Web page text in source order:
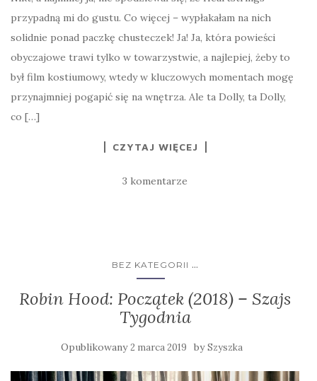
przypadną mi do gustu. Co więcej – wypłakałam na nich
solidnie ponad paczkę chusteczek! Ja! Ja, która powieści
obyczajowe trawi tylko w towarzystwie, a najlepiej, żeby to
był film kostiumowy, wtedy w kluczowych momentach mogę
przynajmniej pogapić się na wnętrza. Ale ta Dolly, ta Dolly,
co […]
CZYTAJ WIĘCEJ
3 komentarze
BEZ KATEGORII ...
Robin Hood: Początek (2018) – Szajs
Tygodnia
Opublikowany2 marca 2019 bySzyszka